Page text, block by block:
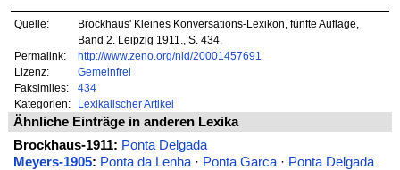
Quelle:
Brockhaus' Kleines Konversations-Lexikon, fünfte Auflage,
Band 2. Leipzig 1911., S. 434.
Permalink:
http://www.zeno.org/nid/20001457691
Lizenz:
Gemeinfrei
Faksimiles:
434
Kategorien:
Lexikalischer Artikel
Ähnliche Einträge in anderen Lexika
Brockhaus-1911: Ponta Delgada
Meyers-1905: Ponta da Lenha· Ponta Garca· Ponta Delgāda